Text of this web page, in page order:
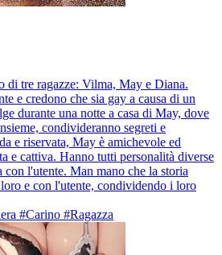
di tre ragazze: Vilma, May e Diana.
e credono che sia gay a causa di un
durante una notte a casa di May, dove
condivideranno segreti e
e riservata, May è amichevole ed
e cattiva. Hanno tutti personalità diverse
l'utente. Man mano che la storia
e con l'utente, condividendo i loro
#Carino #Ragazza